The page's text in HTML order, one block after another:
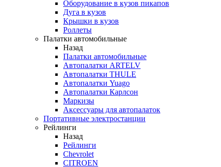
Оборудование в кузов пикапов
Дуга в кузов
Крышки в кузов
Роллеты
Палатки автомобильные
Назад
Палатки автомобильные
Автопалатки ARTELV
Автопалатки THULE
Автопалатки Yuago
Автопалатки Карлсон
Маркизы
Аксессуары для автопалаток
Портативные электростанции
Рейлинги
Назад
Рейлинги
Chevrolet
CITROEN